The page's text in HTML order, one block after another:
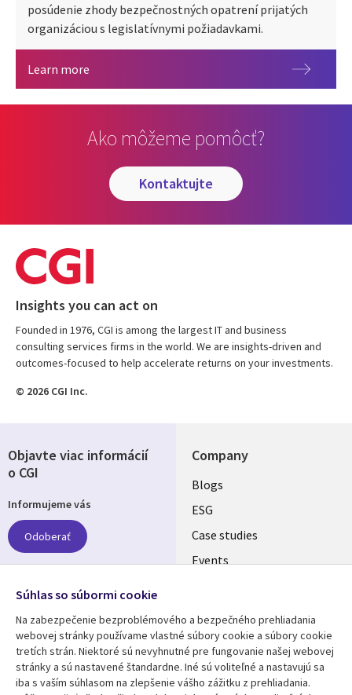
posúdenie zhody bezpečnostných opatrení prijatých
organizáciou s legislatívnymi požiadavkami.
Learn more
Ako môžeme pomôcť?
kontaktujte
Insights you can act on
Founded in 1976, CGI is among the largest IT and business
consulting services firms in the world. We are insights-driven and
outcomes-focused to help accelerate returns on your investments.
© 2026 CGI Inc.
Company
Useful
links
SLOVAKIA
Blogs
ESG
Case studies
Events
Resource center Support
Objavte viac informácií
o CGI
Informujeme vás
Odoberať
Follow us
Social
Media
SLOVAKIA
Súhlas so súbormi cookie
Na zabezpečenie bezproblémového a bezpečného prehliadania
webovej stránky používame vlastné súbory cookie a súbory cookie
tretích strán. Niektoré sú nevyhnutné pre fungovanie našej webovej
stránky a sú nastavené štandardne. Iné sú voliteľné a nastavujú sa
iba s vaším súhlasom na zlepšenie vášho zážitku z prehliadania.